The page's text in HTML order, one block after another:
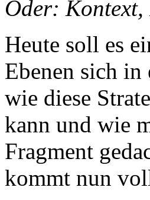
Oder:
Heute soll es
Ebenen sich
wie diese
kann und wie
Fragment
kommt nun